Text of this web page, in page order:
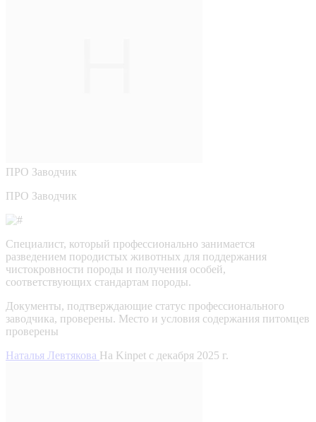
ПРО Заводчик
ПРО Заводчик
Специалист, который профессионально занимается
разведением породистых животных для поддержания
чистокровности породы и получения особей,
соответствующих стандартам породы.
Документы, подтверждающие статус профессионального
заводчика, проверены. Место и условия содержания питомцев
проверены
Наталья Левтякова На Kinpet c декабря 2025 г.